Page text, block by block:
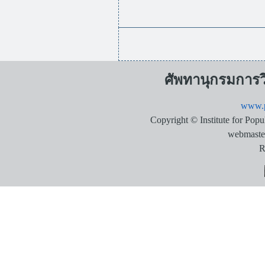
ศัพทานุกรมการ
Copyright © Institute for